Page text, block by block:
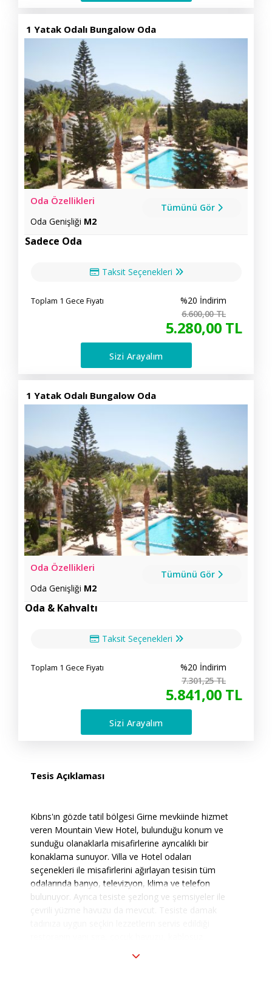
1 Yatak Odalı Bungalow Oda
Oda Özellikleri
Oda Genişliği M2
Tümünü Gör
Sadece Oda
Taksit Seçenekleri
Toplam 1 Gece Fiyatı
%20 İndirim
6.600,00TL
5.280,00 TL
Sizi Arayalım
1 Yatak Odalı Bungalow Oda
Oda Özellikleri
Oda Genişliği M2
Tümünü Gör
Oda & Kahvaltı
Taksit Seçenekleri
Toplam 1 Gece Fiyatı
%20 İndirim
7.301,25TL
5.841,00 TL
Sizi Arayalım
Tesis Açıklaması
Kıbrıs'ın gözde tatil bölgesi Girne mevkiinde hizmet
veren Mountain View Hotel, bulunduğu konum ve
sunduğu olanaklarla misafirlerine ayrıcalıklı bir
konaklama sunuyor. Villa ve Hotel odaları
seçenekleri ile misafirlerini ağırlayan tesisin tüm
odalarında banyo, televizyon, klima ve telefon
bulunuyor. Ayrıca tesiste şezlong ve şemsiyeler ile
çevrili yüzme havuzu da mevcut. T esiste damak